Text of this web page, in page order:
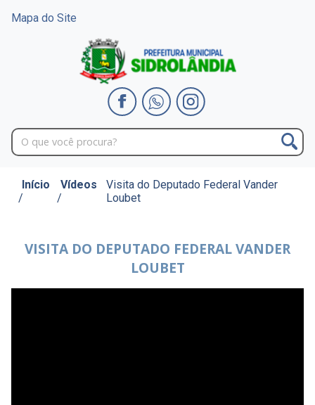
Mapa do Site
Início
/
Vídeos
/
Visita do Deputado Federal Vander
Loubet
VISITA DO DEPUTADO FEDERAL VANDER
LOUBET